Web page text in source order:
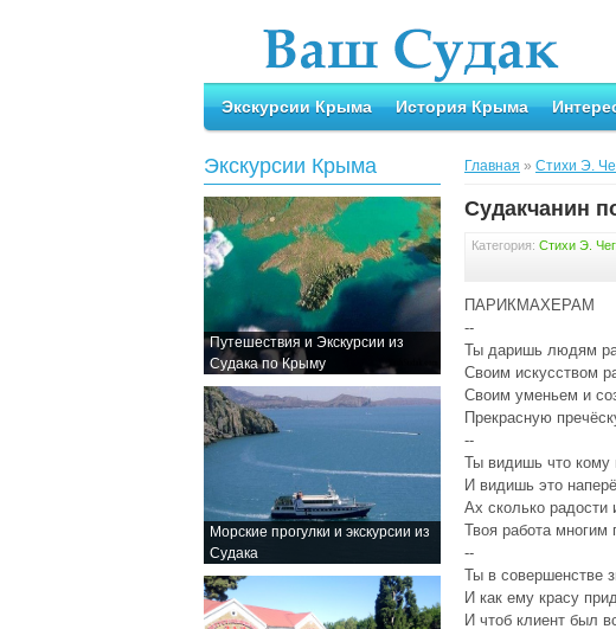
Экскурсии Крыма История Крыма
Экскурсии Крыма
Путешествия и Экскурсии из
Судака по Крыму
Морские прогулки и экскурсии из
Судака
Главная » Стихи Э.
Судакчанин
Категория: Стихи Э.
ПАРИКМАХЕРАМ
--
Ты даришь людям
Своим искусством
Своим уменьем и
Прекрасную
--
Ты видишь что кому
И видишь это
Ах сколько радости
Твоя работа многим
--
Ты в совершенстве
И как ему красу
И чтоб клиент был